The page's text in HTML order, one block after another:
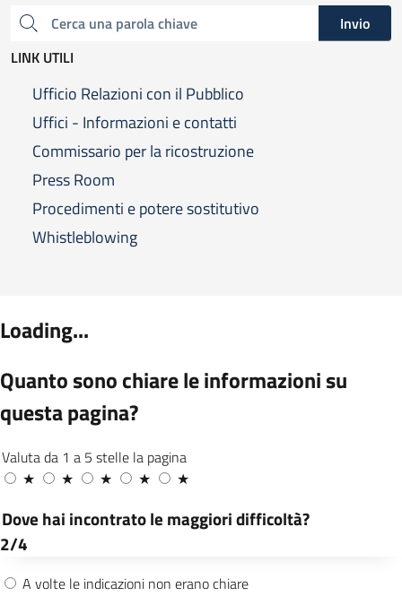
Cerca una parola chiave
Invio
LINK UTILI
Ufficio Relazioni con il Pubblico
Uffici - Informazioni e contatti
Commissario per la ricostruzione
Press Room
Procedimenti e potere sostitutivo
Whistleblowing